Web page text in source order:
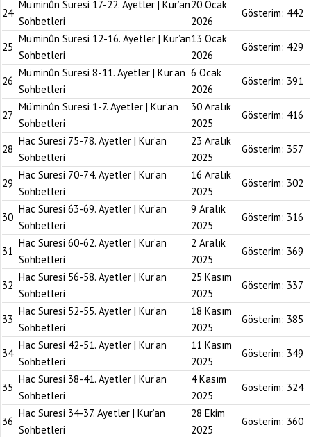
24
Mü’minûn Suresi 17-22. Ayetler | Kur’an
Sohbetleri
20 Ocak
2026
Gösterim: 442
25
Mü’minûn Suresi 12-16. Ayetler | Kur’an
Sohbetleri
13 Ocak
2026
Gösterim: 429
26
Mü’minûn Suresi 8-11. Ayetler | Kur’an
Sohbetleri
6 Ocak
2026
Gösterim: 391
27
Mü’minûn Suresi 1-7. Ayetler | Kur’an
Sohbetleri
30 Aralık
2025
Gösterim: 416
28
Hac Suresi 75-78. Ayetler | Kur’an
Sohbetleri
23 Aralık
2025
Gösterim: 357
29
Hac Suresi 70-74. Ayetler | Kur’an
Sohbetleri
16 Aralık
2025
Gösterim: 302
30
Hac Suresi 63-69. Ayetler | Kur’an
Sohbetleri
9 Aralık
2025
Gösterim: 316
31
Hac Suresi 60-62. Ayetler | Kur’an
Sohbetleri
2 Aralık
2025
Gösterim: 369
32
Hac Suresi 56-58. Ayetler | Kur’an
Sohbetleri
25 Kasım
2025
Gösterim: 337
33
Hac Suresi 52-55. Ayetler | Kur’an
Sohbetleri
18 Kasım
2025
Gösterim: 385
34
Hac Suresi 42-51. Ayetler | Kur’an
Sohbetleri
11 Kasım
2025
Gösterim: 349
35
Hac Suresi 38-41. Ayetler | Kur’an
Sohbetleri
4 Kasım
2025
Gösterim: 324
36
Hac Suresi 34-37. Ayetler | Kur’an
Sohbetleri
28 Ekim
2025
Gösterim: 360